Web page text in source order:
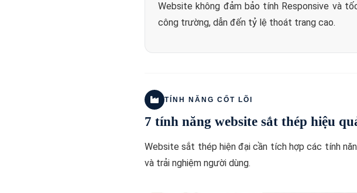
Website không đảm bảo tính Responsive và
công trường, dẫn đến tỷ lệ thoát trang cao.
TÍNH NĂNG CỐT LÕI
7 tính năng website sắt thép hiệu
Website sắt thép hiện đại cần tích hợp các tính
và trải nghiệm người dùng.